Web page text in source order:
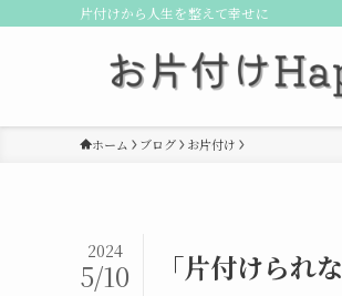
片付けから人生を整えて幸せに
ホーム ブログ お片付け
「片付けられ
2024
5/10